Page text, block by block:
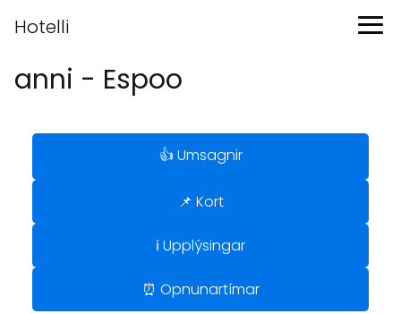
Hotelli
anni - Espoo
👍 Umsagnir
📌 Kort
ℹ️ Upplýsingar
⏰ Opnunartímar